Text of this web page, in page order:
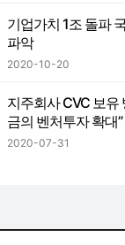
기업가치 1조 돌파
파악
2020-10-20
지주회사 CVC 보유
금의 벤처투자 확대”
2020-07-31